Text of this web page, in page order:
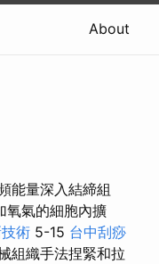
About
能量深入結締組
氧氣的細胞內擴
術 5-15 台中刮痧
組織手法捏緊和拉